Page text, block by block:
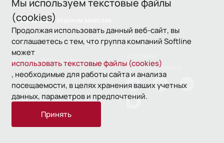
(cookies)
Продолжая использовать данный веб-сайт, вы
соглашаетесь с тем, что группа компаний Softline
может
использовать текстовые файлы (cookies)
, необходимые для работы сайта и анализа
посещаемости, в целях хранения ваших учетных
данных, параметров и предпочтений.
Принять
Связаться с отделом качества
© 1993—2026 Softline
использования
Политика
конфиденциальности